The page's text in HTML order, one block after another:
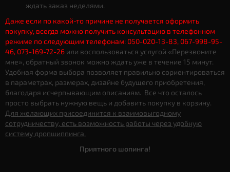
ждать заказ неделями.
Даже если по какой-то причине не получается оформить
покупку, всегда можно получить консультацию в телефонном
режиме по следующим телефонам: 050-020-13-83, 067-998-95-
46, 073-169-72-26 или воспользоваться услугой «Перезвоните
мне», обратный звонок можно ждать уже в течение 15 минут.
Удобная форма выбора позволяет правильно сориентироваться
в параметрах, размерах, дизайне будущего приобретения,
благодаря исчерпывающим описаниям. Все что осталось
просто выбрать нужную вещь и добавить покупку в корзину.
Для желающих присоединится к взаимовыгодному
сотрудничеству, есть возможность работы через удобную
систему дропшиппинга.
Приятного шопинга!